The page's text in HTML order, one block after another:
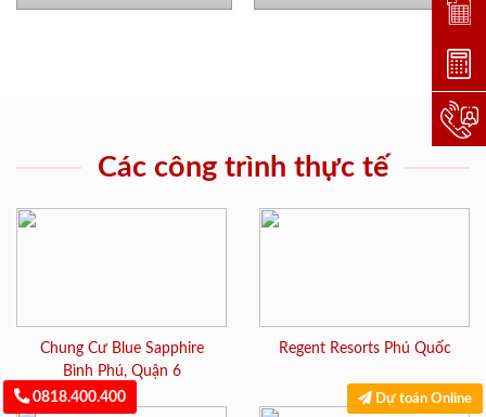
Các công trình thực tế
Chung Cư Blue Sapphire
Bình Phú, Quận 6
Regent Resorts Phú Quốc
0818.400.400 Dự toán Online
Đặt
Dự